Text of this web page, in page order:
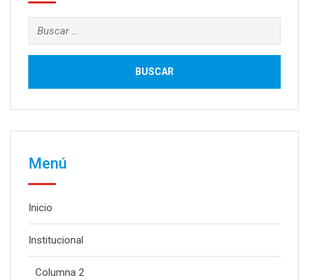
Buscar:
Menú
Inicio
Institucional
Columna 2